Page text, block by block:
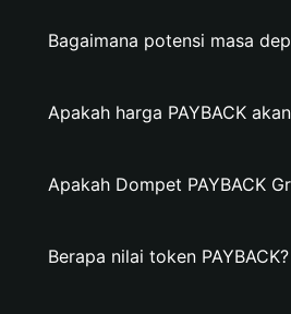
Bagaimana potensi masa
Apakah harga PAYBACK
Apakah Dompet PAYBACK
Berapa nilai token PAYBACK?